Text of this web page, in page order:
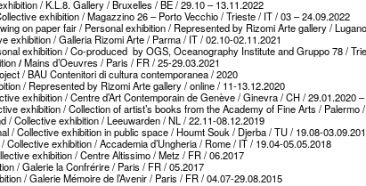
/ K.L.8. Gallery / Bruxelles / BE / 29.10 – 13.11.2022
exhibition / Magazzino 26 – Porto Vecchio / Trieste / IT / 03 – 24.09.2022
on paper fair / Personal exhibition / Represented by Rizomi Arte gallery /
exhibition / Galleria Rizomi Arte / Parma / IT / 02.10-02.11.2021
exhibition / Co-produced by OGS, Oceanography Institute and Gruppo 78 /
/Mains d’Oeuvres / Paris / FR / 25-29.03.2021
/ BAU Contenitori di cultura contemporanea / 2020
/ Represented by Rizomi Arte gallery / online / 11-13.12.2020
exhibition / Centre d’Art Contemporain de Genève / Ginevra / CH / 29.01.2020
exhibition / Collection of artist’s books from the Academy of Fine Arts / Palermo
/ Collective exhibition / Leeuwarden / NL / 22.11-08.12.2019
/ Collective exhibition in public space / Houmt Souk / Djerba / TU / 19.08-
/ Collective exhibition / Accademia d’Ungheria / Rome / IT / 19.04-05.05.2018
exhibition / Centre Altissimo / Metz / FR / 06.2017
/ Galerie la Confrérire / Paris / FR / 05.2017
/ Galerie Mémoire de l’Avenir / Paris / FR / 04.07-29.08.2015